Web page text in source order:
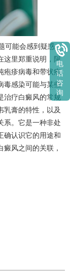
可能会感到疑惑，
这里郑重说明，阿
疱疹病毒和带状疱
毒感染可能与某些
治疗白癜风的常规
乳膏的特性，以及
系。它是一种非处
确认识它的用途和
风之间的关联，
电
话
咨
询